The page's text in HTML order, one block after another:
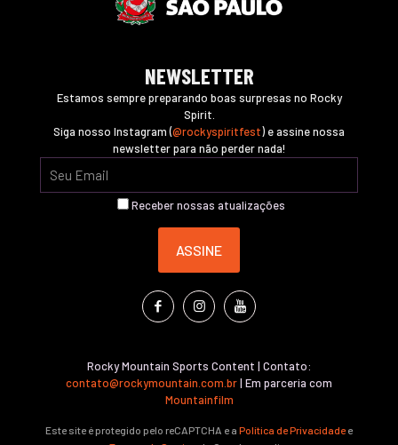
NEWSLETTER
Estamos sempre preparando boas surpresas no Rocky
Spirit.
Siga nosso Instagram (@rockyspiritfest) e assine nossa
newsletter para não perder nada!
Receber nossas atualizações
Rocky Mountain Sports Content | Contato:
contato@rockymountain.com.br| Em parceria com
Mountainfilm
Este site é protegido pelo reCAPTCHA e a Política de Privacidadee